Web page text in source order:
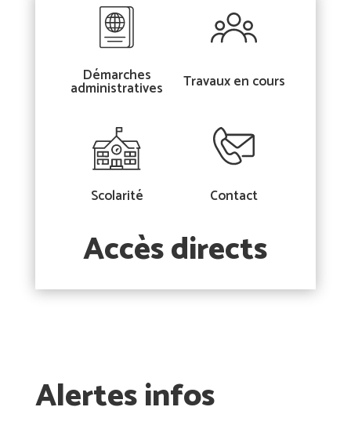
Démarches
administratives Travaux en cours
Scolarité Contact
Accès directs
Alertes infos